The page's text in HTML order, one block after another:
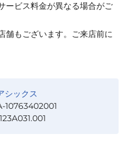
ービス料金が異なる場合がご
舗もございます。ご来店前に
シックス
10763402001